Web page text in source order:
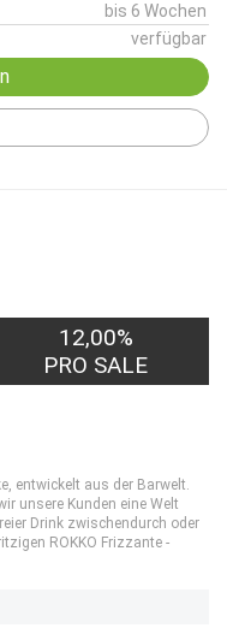
bis 6 Wochen
verfügbar
12,00%
PRO SALE
entwickelt aus der Barwelt.
unsere Kunden eine Welt
Drink zwischendurch oder
ROKKO Frizzante -